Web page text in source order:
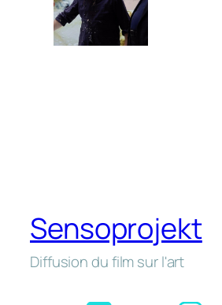
Sensoprojekt
Diffusion du film sur l'art